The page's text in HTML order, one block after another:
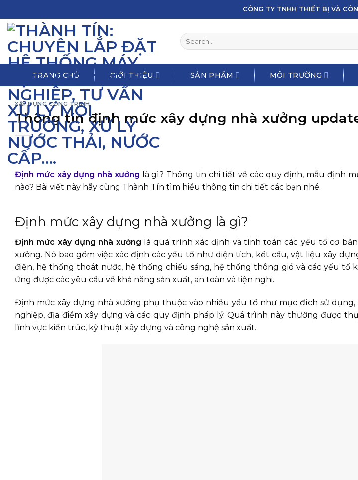
to
content
CÔNG TY TNHH THIẾT BỊ VÀ
Search
for:
TRANG CHỦ GIỚI THIỆU SẢN PHẨM MÔI TRƯỜNG
XÂY DỰNG CÔNG TRINH
Thông tin định mức xây dựng nhà xưởng
Định mức xây dựng nhà xưởng là gì? Thông tin chi tiết về các quy định, mẫu định
nào? Bài viết này hãy cùng Thành Tín tìm hiểu thông tin chi tiết các bạn nhé.
Định mức xây dựng nhà xưởng là gì?
Định mức xây dựng nhà xưởng là quá trình xác định và tính toán các yếu tố cơ
xưởng. Nó bao gồm việc xác định các yếu tố như diện tích, kết cấu, vật liệu xây
điện, hệ thống thoát nước, hệ thống chiếu sáng, hệ thống thông gió và các yếu tố
ứng được các yêu cầu về khả năng sản xuất, an toàn và tiện nghi.
Định mức xây dựng nhà xưởng phụ thuộc vào nhiều yếu tố như mục đích sử dụng,
nghiệp, địa điểm xây dựng và các quy định pháp lý. Quá trình này thường được
lĩnh vực kiến trúc, kỹ thuật xây dựng và công nghệ sản xuất.